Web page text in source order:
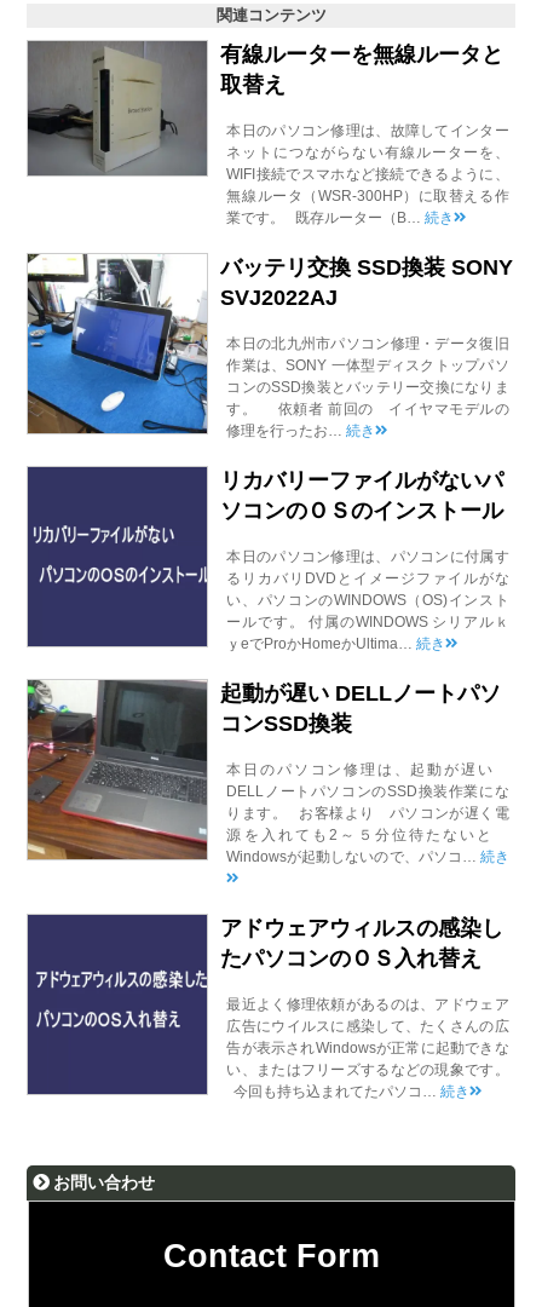
関連コンテンツ
有線ルーターを無線ルータと
取替え
本日のパソコン修理は、故障してインター
ネットにつながらない有線ルーターを、
WIFI接続でスマホなど接続できるように、
無線ルータ（WSR-300HP）に取替える作
業です。 既存ルーター（B…続き
バッテリ交換 SSD換装 SONY
SVJ2022AJ
本日の北九州市パソコン修理・データ復旧
作業は、SONY 一体型ディスクトップパソ
コンのSSD換装とバッテリー交換になりま
す。 依頼者 前回の イイヤマモデルの
修理を行ったお…続き
リカバリーファイルがないパ
ソコンのＯＳのインストール
本日のパソコン修理は、パソコンに付属す
るリカバリDVDとイメージファイルがな
い、パソコンのWINDOWS（OS)インスト
ールです。 付属のWINDOWS シリアルｋ
ｙeでProかHomeかUltima…続き
起動が遅い DELLノートパソ
コンSSD換装
本日のパソコン修理は、起動が遅い
DELLノートパソコンのSSD換装作業にな
ります。 お客様より パソコンが遅く電
源を入れても2～５分位待たないと
Windowsが起動しないので、パソコ… 続き
アドウェアウィルスの感染し
たパソコンのＯＳ入れ替え
最近よく修理依頼があるのは、アドウェア
広告にウイルスに感染して、たくさんの広
告が表示されWindowsが正常に起動できな
い、またはフリーズするなどの現象です。
今回も持ち込まれてたパソコ…続き
お問い合わせ
Contact Form